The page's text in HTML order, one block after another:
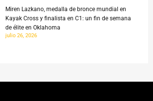
Miren Lazkano, medalla de bronce mundial en
Kayak Cross y finalista en C1: un fin de semana
de élite en Oklahoma
julio 26, 2026